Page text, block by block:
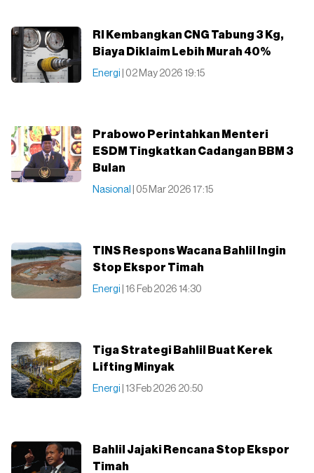
RI Kembangkan CNG Tabung 3 Kg,
Biaya Diklaim Lebih Murah 40%
Energi | 02 May 2026 19:15
Prabowo Perintahkan Menteri
ESDM Tingkatkan Cadangan BBM 3
Bulan
Nasional | 05 Mar 2026 17:15
TINS Respons Wacana Bahlil Ingin
Stop Ekspor Timah
Energi | 16 Feb 2026 14:30
Tiga Strategi Bahlil Buat Kerek
Lifting Minyak
Energi | 13 Feb 2026 20:50
Bahlil Jajaki Rencana Stop Ekspor
Timah